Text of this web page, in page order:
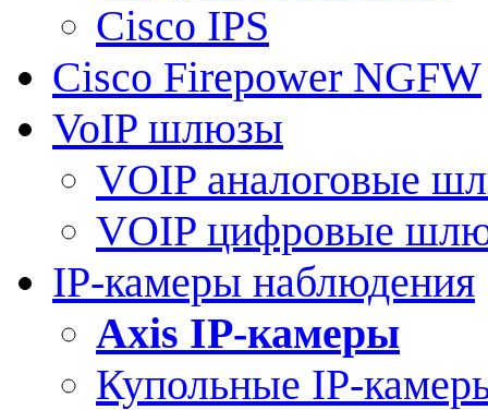
Cisco IPS
Cisco Firepower NGFW
VoIP шлюзы
VOIP аналоговые
VOIP цифровые
IP-камеры наблюдения
Axis IP-камеры
Купольные IP-